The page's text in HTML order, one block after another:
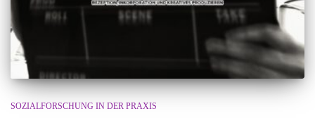
SOZIALFORSCHUNG IN DER PRAXIS